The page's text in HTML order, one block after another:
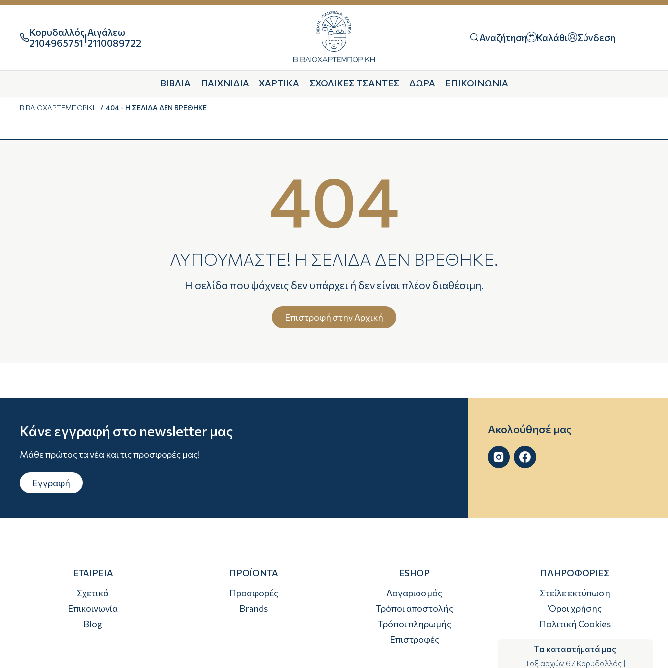
Κορυδαλλός
2104965751 |Αιγάλεω
2110089722
Αναζήτηση Καλάθι Σύνδεση
ΒΙΒΛΙΑ ΠΑΙΧΝΙΔΙΑ ΧΑΡΤΙΚΑ ΣΧΟΛΙΚΕΣ ΤΣΑΝΤΕΣ ΔΩΡΑ ΕΠΙΚΟΙΝΩΝΙΑ
ΒΙΒΛΙΟΧΑΡΤΕΜΠΟΡΙΚΗ 404 - Η ΣΕΛΙΔΑ ΔΕΝ ΒΡΕΘΗΚΕ
404
ΛΥΠΟΥΜΑΣΤΕ! H ΣΕΛΙΔΑ ΔΕΝ ΒΡΕΘΗΚΕ.
Η σελίδα που ψάχνεις δεν υπάρχει ή δεν είναι πλέον διαθέσιμη.
Επιστροφή στην Αρχική
Κάνε εγγραφή στο newsletter μας
Μάθε πρώτος τα νέα και τις προσφορές μας!
Εγγραφή
Ακολούθησέ μας
 
ΕΤΑΙΡΕΙΑ
Σχετικά
Επικοινωνία
Blog
ΠΡΟΪΟΝΤΑ
Προσφορές
Brands
ESHOP
Λογαριασμός
Τρόποι αποστολής
Τρόποι πληρωμής
Επιστροφές
ΠΛΗΡΟΦΟΡΙΕΣ
Στείλε εκτύπωση
Όροι χρήσης
Πολιτική Cookies
Τα καταστήματά μας
Ταξιαρχών 67 Κορυδαλλός|